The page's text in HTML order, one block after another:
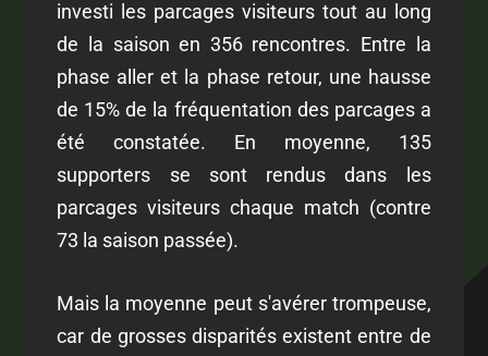
investi les parcages visiteurs tout au long
de la saison en 356 rencontres. Entre la
phase aller et la phase retour, une hausse
de 15% de la fréquentation des parcages a
été constatée. En moyenne, 135
supporters se sont rendus dans les
parcages visiteurs chaque match (contre
73 la saison passée).
Mais la moyenne peut s'avérer trompeuse,
car de grosses disparités existent entre de